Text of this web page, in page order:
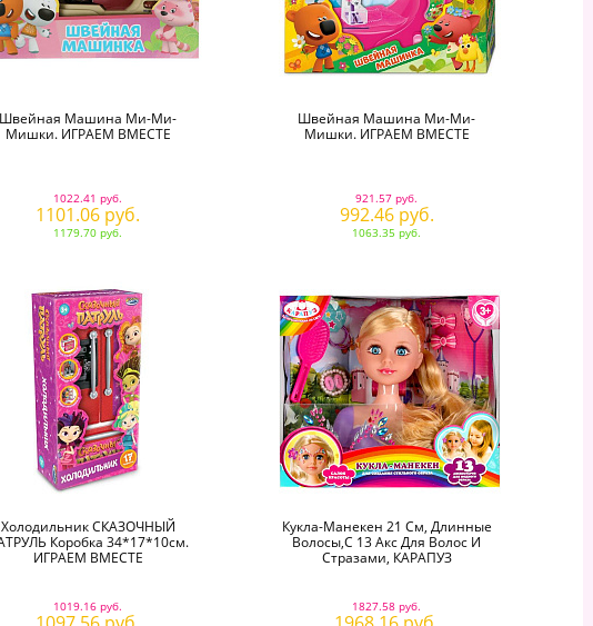
Швейная Машина Ми-Ми-
Мишки. ИГРАЕМ ВМЕСТЕ
1022.41 руб.
1101.06 руб.
1179.70 руб.
Швейная Машина Ми-Ми-
Мишки. ИГРАЕМ ВМЕСТЕ
921.57 руб.
992.46 руб.
1063.35 руб.
Холодильник СКАЗОЧНЫЙ
Коробка 34*17*10см.
ИГРАЕМ ВМЕСТЕ
1019.16 руб.
Кукла-Манекен 21 См, Длинные
Волосы,с 13 Акс Для Волос И
Стразами, КАРАПУЗ
1827.58 руб.